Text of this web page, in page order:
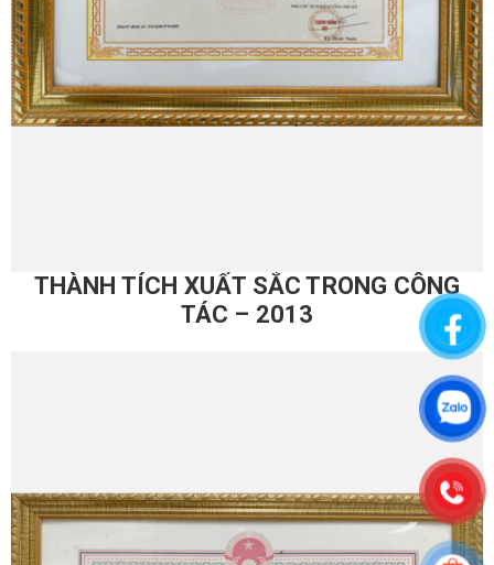
THÀNH TÍCH XUẤT SẮC TRONG CÔNG
TÁC – 2013